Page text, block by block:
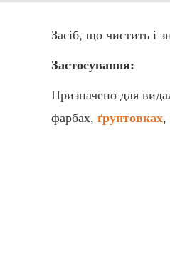
Засіб, що чистить і
Застосування:
Призначено для
фарбах, ґрунтовках,